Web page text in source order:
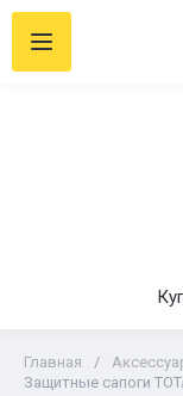
Главная /
Защитные сапоги